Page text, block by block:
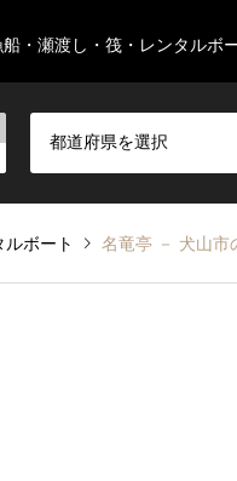
・瀬渡し・筏・レンタルボ
都道府県を選択
ルボート 名竜亭 － 犬山市